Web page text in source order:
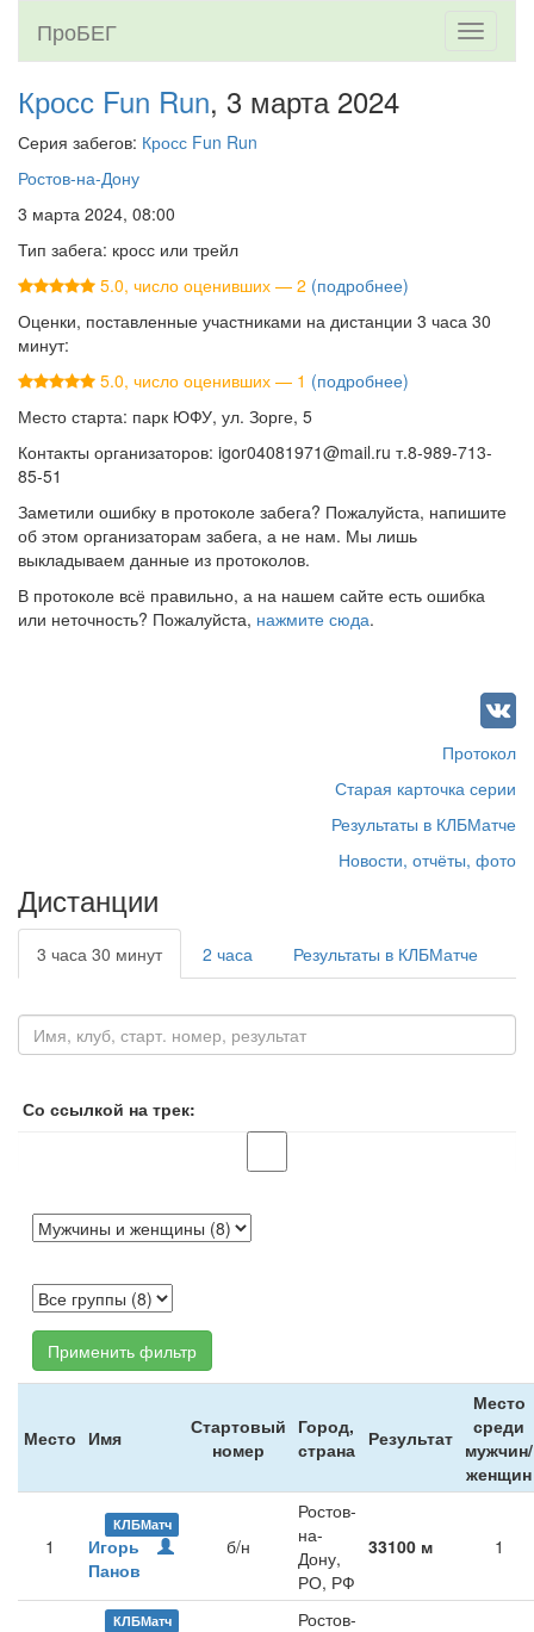
Toggle
ПроБЕГ
Кросс Fun Run, 3 марта 2024
Серия забегов: Кросс Fun Run
Ростов-на-Дону
3 марта 2024, 08:00
Тип забега: кросс или трейл
5.0, число оценивших — 2 (подробнее)
Оценки, поставленные участниками на дистанции 3 часа 30
минут:
5.0, число оценивших — 1 (подробнее)
Место старта: парк ЮФУ, ул. Зорге, 5
Контакты организаторов: igor04081971@mail.ru т.8-989-713-
85-51
Заметили ошибку в протоколе забега? Пожалуйста, напишите
об этом организаторам забега, а не нам. Мы лишь
выкладываем данные из протоколов.
В протоколе всё правильно, а на нашем сайте есть ошибка
или неточность? Пожалуйста, нажмите сюда.
Протокол
Старая карточка серии
Результаты в КЛБМатче
Новости, отчёты, фото
Дистанции
3 часа 30 минут 2 часа Результаты в КЛБМатче
Со ссылкой на трек:
Применить фильтр
Место Имя
Стартовый
номер
Город,
страна Результат
Место
среди
мужчин/
женщин
1
КЛБМатч
Игорь
Панов
б/н
Ростов-
на-
Дону,
РО, РФ
33100 м 1
КЛБМатч
Ростов-